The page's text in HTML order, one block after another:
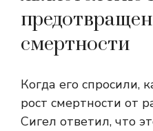
смертности
Когда его спросили,
рост смертности от
Сигел ответил, что